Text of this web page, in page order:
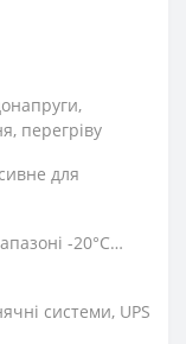
перегріву
для
-20°C…
системи, UPS